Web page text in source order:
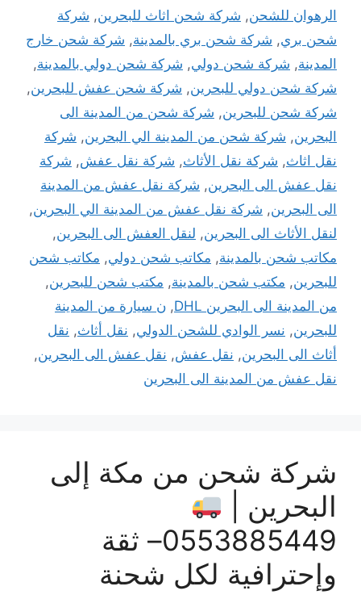
الرهوان للشحن, شركة شحن اثاث للبحرين, شركة
شحن بري, شركة شحن بري بالمدينة, شركة شحن خارج
المدينة, شركة شحن دولي, شركة شحن دولي بالمدينة,
شركة شحن دولي للبحرين, شركة شحن عفش للبحرين,
شركة شحن للبحرين, شركة شحن من المدينة الى
البحرين, شركة شحن من المدينة الي البحرين, شركة
نقل اثاث, شركة نقل الأثاث, شركة نقل عفش, شركة
نقل عفش الى البحرين, شركة نقل عفش من المدينة
الى البحرين, شركة نقل عفش من المدينة الي البحرين,
لنقل الأثاث الى البحرين, لنقل العفش الى البحرين,
مكاتب شحن بالمدينة, مكاتب شحن دولي, مكاتب شحن
للبحرين, مكتب شحن بالمدينة, مكتب شحن للبحرين,
من المدينة الى البحرين DHL
, ن سيارة من المدينة
للبحرين, نسر الوادي للشحن الدولي, نقل أثاث, نقل
أثاث الى البحرين, نقل عفش, نقل عفش الى البحرين,
نقل عفش من المدينة الى البحرين
شركة شحن من مكة إلى
البحرين |
0553885449– ثقة
وإحترافية لكل شحنة